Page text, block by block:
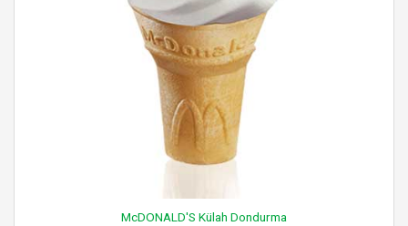
McDONALD'S Külah Dondurma